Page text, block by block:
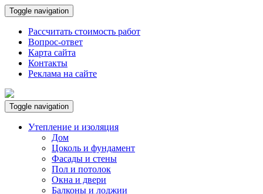
Toggle navigation
Рассчитать стоимость работ
Вопрос-ответ
Карта сайта
Контакты
Реклама на сайте
Toggle navigation
Утепление и изоляция
Дом
Цоколь и фундамент
Фасады и стены
Пол и потолок
Окна и двери
Балконы и лоджии